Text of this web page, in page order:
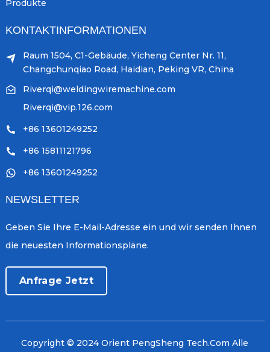
Produkte
KONTAKTINFORMATIONEN
Raum 1504, C1-Gebäude, Yicheng Center Nr. 11,
Changchunqiao Road, Haidian, Peking VR, China
Riverqi@weldingwiremachine.com
Riverqi@vip.126.com
+86 13601249252
+86 15811121796
+86 13601249252
NEWSLETTER
Geben Sie Ihre E-Mail-Adresse ein und wir senden Ihnen
die neuesten Informationspläne.
Anfrage Jetzt
Copyright © 2024 Orient PengSheng Tech.Com Alle